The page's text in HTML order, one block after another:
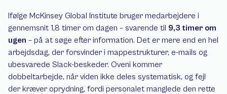
Ifølge McKinsey Global Institute bruger medarbejdere i
gennemsnit 1,8 timer om dagen – svarende til 9,3 timer om
ugen – på at søge efter information. Det er mere end en hel
arbejdsdag, der forsvinder i mappestrukturer, e-mails og
ubesvarede Slack-beskeder. Oveni kommer
dobbeltarbejde, når viden ikke deles systematisk, og fejl
der kræver oprydning, fordi personalet manglede den rette